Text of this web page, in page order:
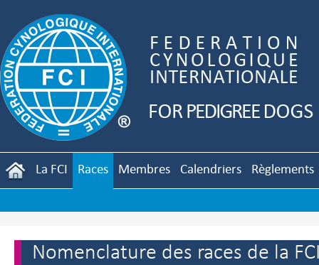
La FCI Races Membres Calendriers Règlements
Nomenclature des races de la